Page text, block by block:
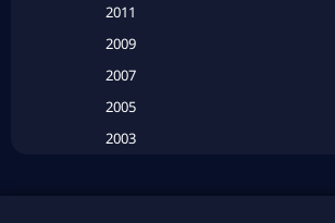
2011
2009
2007
2005
2003